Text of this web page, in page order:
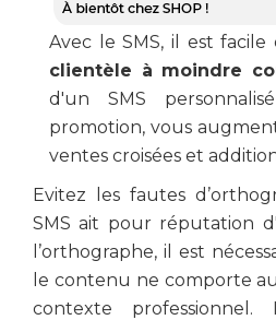
Avec le SMS, il est
clientèle à moindre
d'un SMS
promotion, vous
ventes croisées et
Evitez les fautes
SMS ait pour réputation
l’orthographe, il est
le contenu ne comporte
contexte